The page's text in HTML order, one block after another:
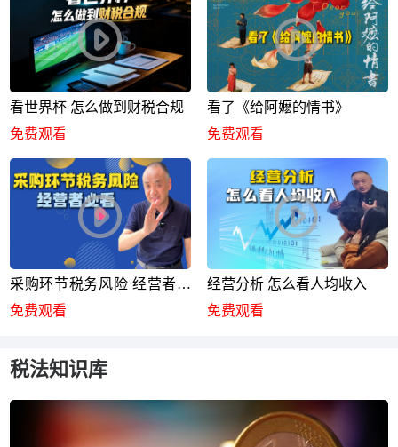
看世界杯 怎么做到财税合规
免费观看
看了《给阿嬷的情书》
免费观看
采购环节税务风险 经营者必
看
免费观看
经营分析 怎么看人均收入
免费观看
税法知识库